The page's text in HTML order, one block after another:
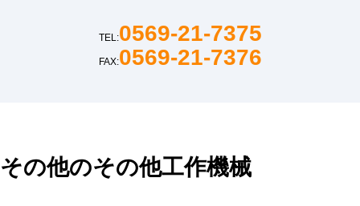
TEL:0569-21-7375
FAX:0569-21-7376
その他のその他工作機械